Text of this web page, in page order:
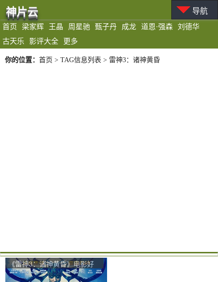
首页 梁家辉 王晶 周星驰 甄子丹 成龙 道恩·强森
刘德华
古天乐
影评大全 更多
神片云 导航
你的位置： 首页 > TAG信息列表 > 雷神3：诸神黄昏
《雷神3：诸神黄昏》电影好
看吗？雷神3：诸神黄昏影评